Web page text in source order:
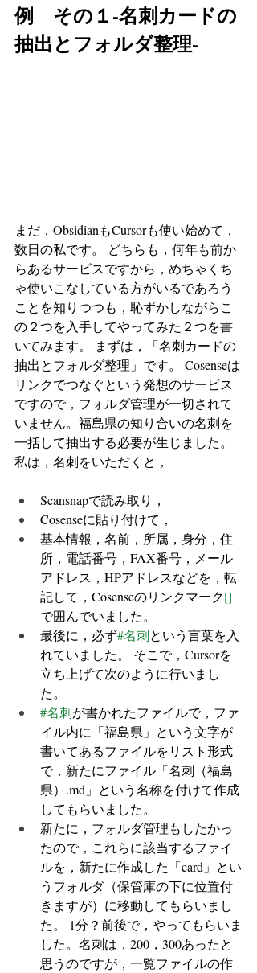
例　その１-名刺カードの
抽出とフォルダ整理-
まだ，ObsidianもCursorも使い始めて，
数日の私です。 どちらも，何年も前か
らあるサービスですから，めちゃくち
ゃ使いこなしている方がいるであろう
ことを知りつつも，恥ずかしながらこ
の２つを入手してやってみた２つを書
いてみます。 まずは，「名刺カードの
抽出とフォルダ整理」です。 Cosenseは
リンクでつなぐという発想のサービス
ですので，フォルダ管理が一切されて
いません。福島県の知り合いの名刺を
一括して抽出する必要が生じました。
私は，名刺をいただくと，
Scansnapで読み取り，
Cosenseに貼り付けて，
基本情報，名前，所属，身分，住
所，電話番号，FAX番号，メール
アドレス，HPアドレスなどを，転
記して，Cosenseのリンクマーク[]
で囲んでいました。
最後に，必ず#名刺という言葉を入
れていました。 そこで，Cursorを
立ち上げて次のように行いまし
た。
#名刺が書かれたファイルで，ファ
イル内に「福島県」という文字が
書いてあるファイルをリスト形式
で，新たにファイル「名刺（福島
県）.md」という名称を付けて作成
してもらいました。
新たに，フォルダ管理もしたかっ
たので，これらに該当するファイ
ルを，新たに作成した「card」とい
うフォルダ（保管庫の下に位置付
きますが）に移動してもらいまし
た。 1分？前後で，やってもらいま
した。名刺は，200，300あったと
思うのですが，一覧ファイルの作